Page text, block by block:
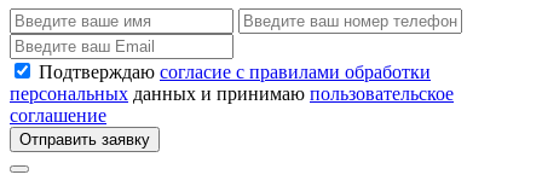
Подтверждаю согласие с правилами обработки
персональных данных и принимаю пользовательское
соглашение
Отправить заявку